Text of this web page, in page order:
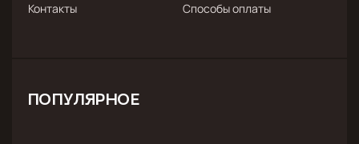
Контакты
Способы оплаты
ПОПУЛЯРНОЕ